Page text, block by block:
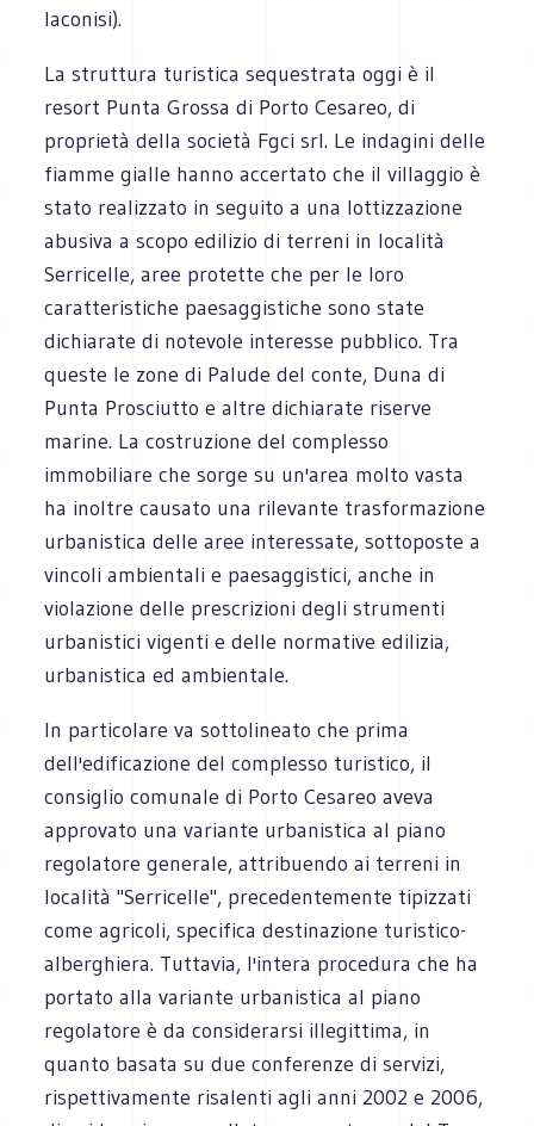
Iaconisi).
La struttura turistica sequestrata oggi è il
resort Punta Grossa di Porto Cesareo, di
proprietà della società Fgci srl. Le indagini delle
fiamme gialle hanno accertato che il villaggio è
stato realizzato in seguito a una lottizzazione
abusiva a scopo edilizio di terreni in località
Serricelle, aree protette che per le loro
caratteristiche paesaggistiche sono state
dichiarate di notevole interesse pubblico. Tra
queste le zone di Palude del conte, Duna di
Punta Prosciutto e altre dichiarate riserve
marine. La costruzione del complesso
immobiliare che sorge su un'area molto vasta
ha inoltre causato una rilevante trasformazione
urbanistica delle aree interessate, sottoposte a
vincoli ambientali e paesaggistici, anche in
violazione delle prescrizioni degli strumenti
urbanistici vigenti e delle normative edilizia,
urbanistica ed ambientale.
In particolare va sottolineato che prima
dell'edificazione del complesso turistico, il
consiglio comunale di Porto Cesareo aveva
approvato una variante urbanistica al piano
regolatore generale, attribuendo ai terreni in
località "Serricelle", precedentemente tipizzati
come agricoli, specifica destinazione turistico-
alberghiera. Tuttavia, l'intera procedura che ha
portato alla variante urbanistica al piano
regolatore è da considerarsi illegittima, in
quanto basata su due conferenze di servizi,
rispettivamente risalenti agli anni 2002 e 2006,